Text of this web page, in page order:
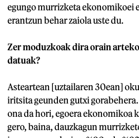
egungo murrizketa ekonomikoei
erantzun behar zaiola uste du.
Zer moduzkoak dira orain
datuak?
Asteartean [uztailaren 30ean]
iritsita geunden gutxi gorabehera.
ona da hori, egoera ekonomikoa
gero, baina, dauzkagun